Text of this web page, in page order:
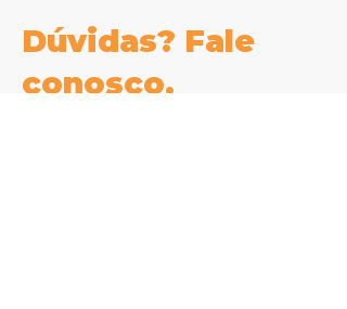
​Dúvidas? Fale
conosco.